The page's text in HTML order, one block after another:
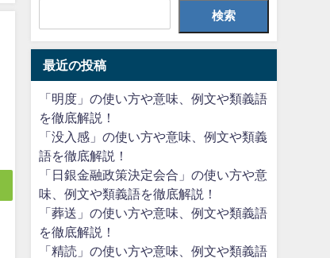
検索
最近の投稿
「明度」の使い方や意味、例文や類義語
を徹底解説！
「没入感」の使い方や意味、例文や類義
語を徹底解説！
「日銀金融政策決定会合」の使い方や意
味、例文や類義語を徹底解説！
「葬送」の使い方や意味、例文や類義語
を徹底解説！
「精読」の使い方や意味、例文や類義語